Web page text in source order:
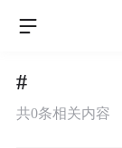
#
共0条相关内容